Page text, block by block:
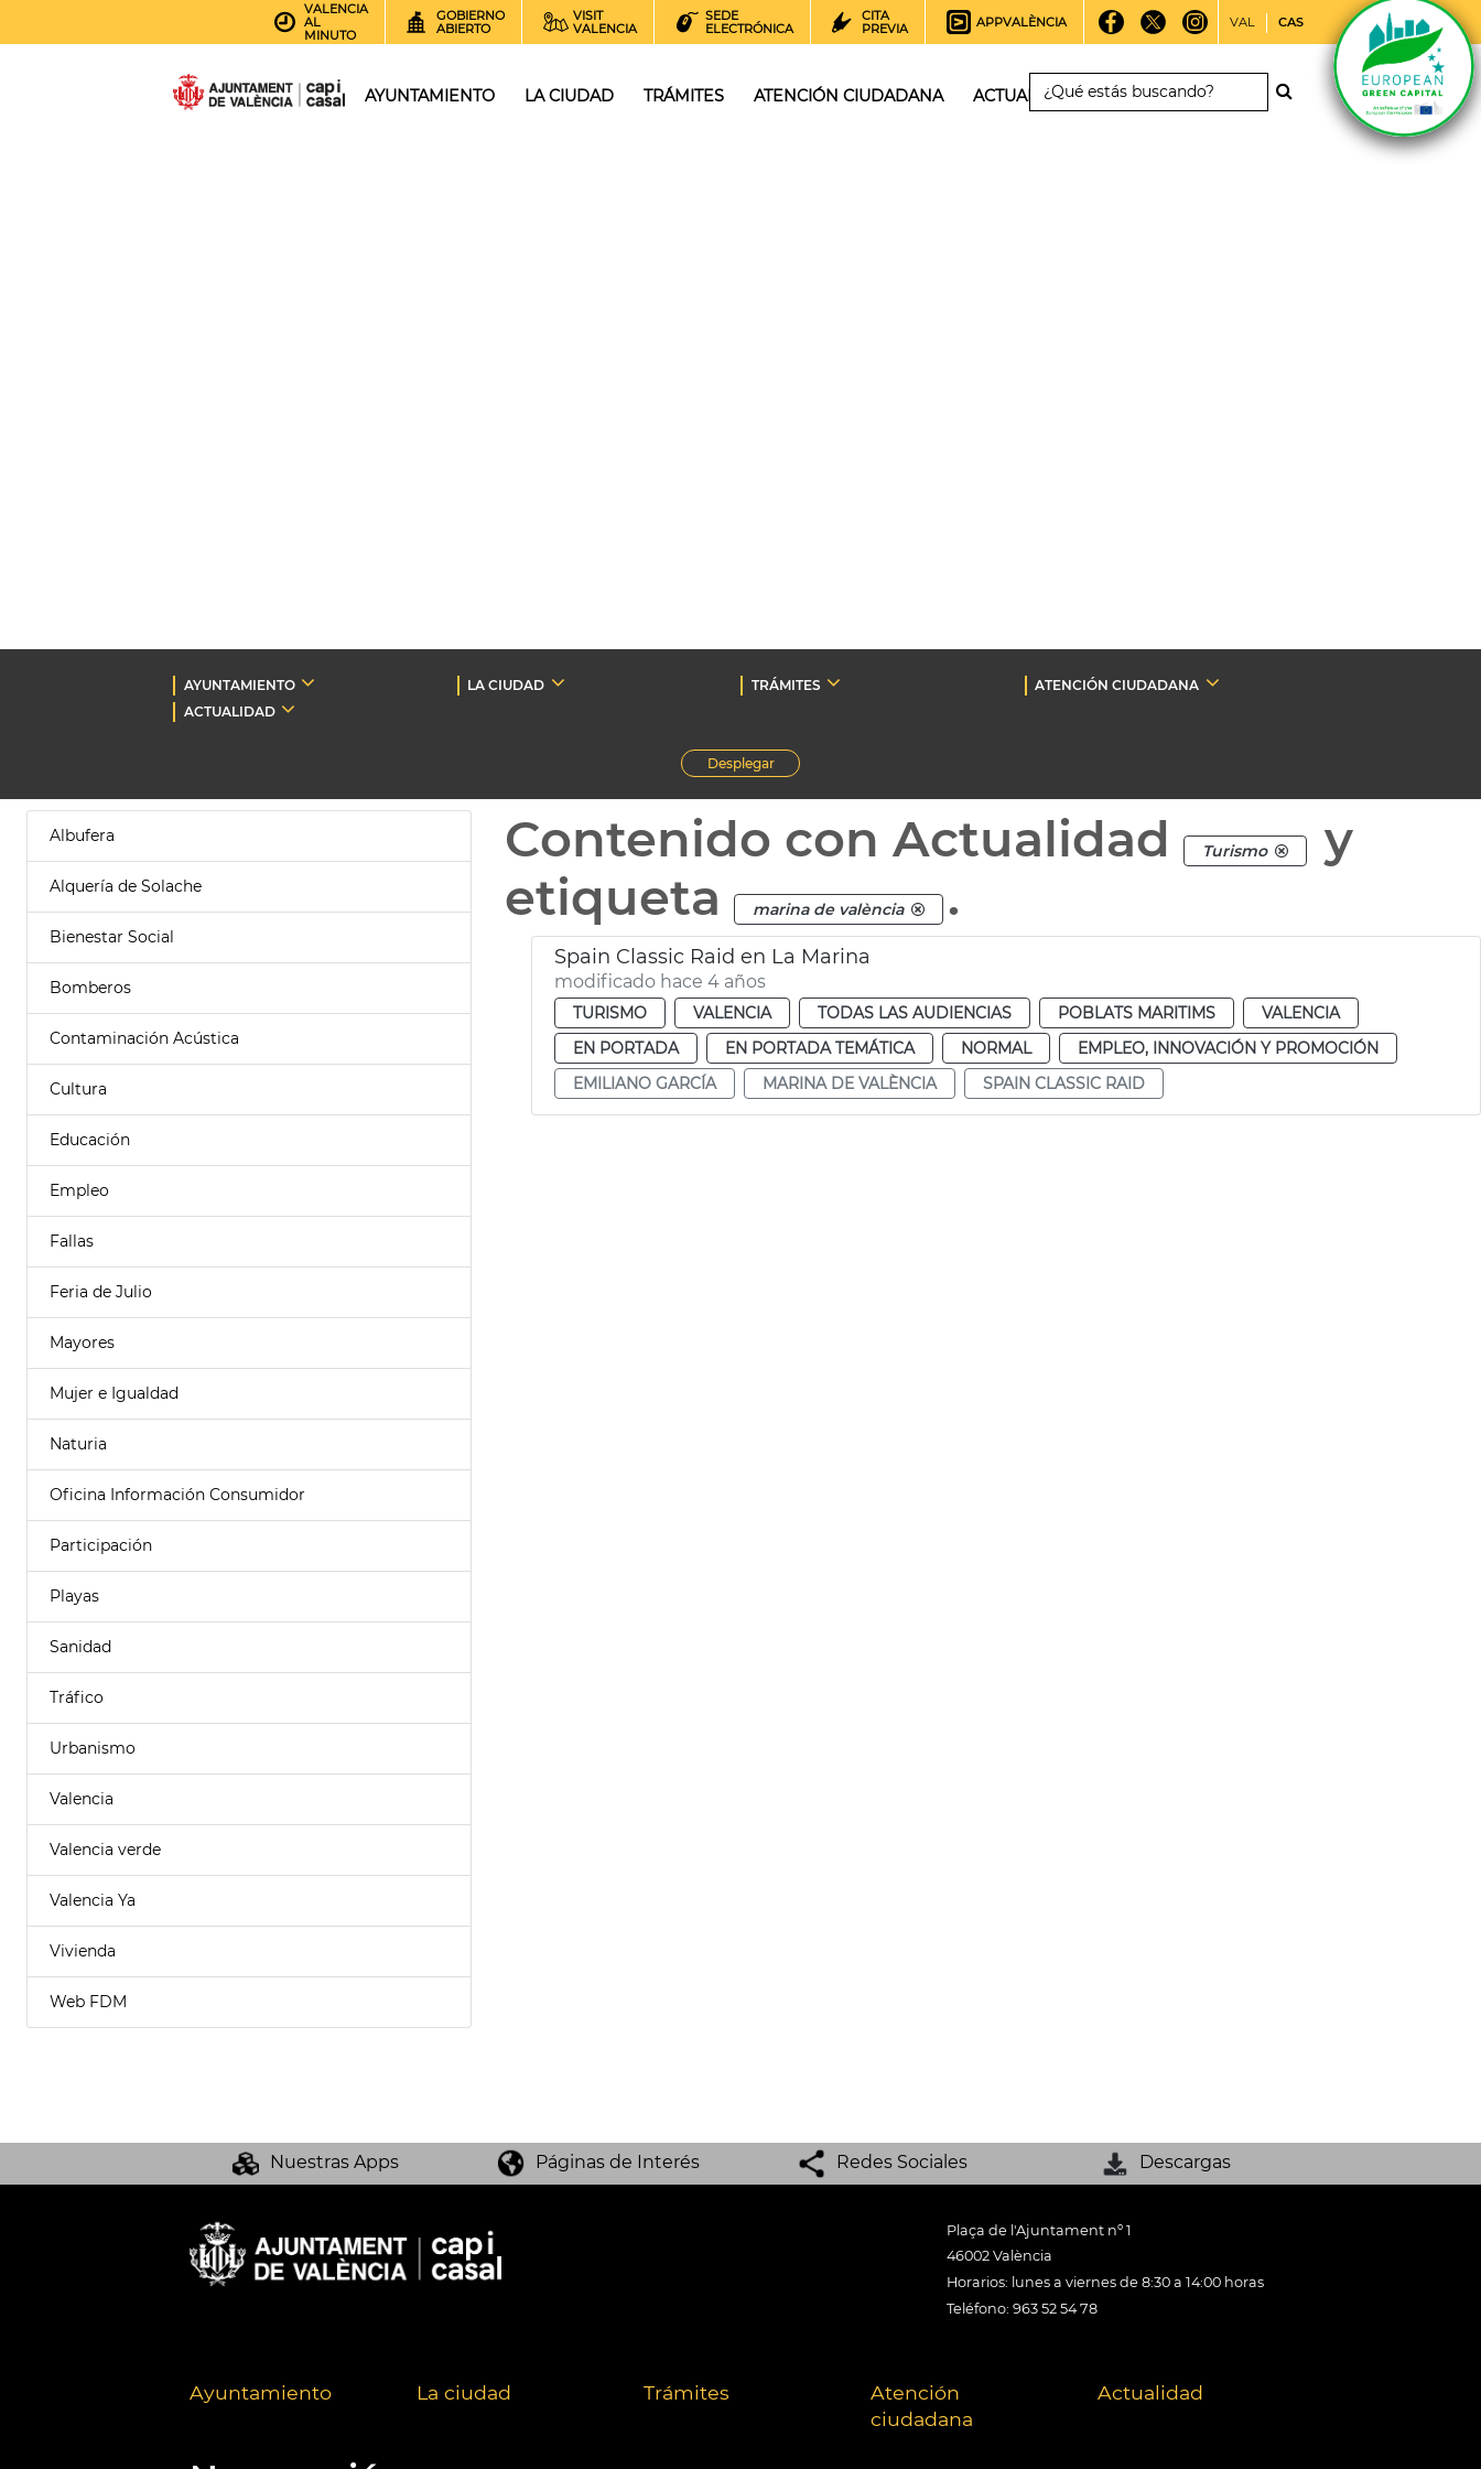
VALENCIA
AL
MINUTO
GOBIERNO
ABIERTO
VISIT
VALENCIA
SEDE
ELECTRÓNICA
CITA
PREVIA
APPVALÈNCIA VAL CAS
AYUNTAMIENTO LA CIUDAD TRÁMITES ATENCIÓN CIUDADANA ACTUALIDAD
AYUNTAMIENTO LA CIUDAD TRÁMITES
ATENCIÓN CIUDADANA
ACTUALIDAD
Desplegar
Albufera
Alquería de Solache
Bienestar Social
Bomberos
Contaminación Acústica
Cultura
Educación
Empleo
Fallas
Feria de Julio
Mayores
Mujer e Igualdad
Naturia
Oficina Información Consumidor
Participación
Playas
Sanidad
Tráfico
Urbanismo
Valencia
Valencia verde
Valencia Ya
Vivienda
Web FDM
Contenido con Actualidad Turismo
y
etiqueta
marina de valència .
Spain Classic Raid en La Marina
modificado hace 4 años
TURISMO VALENCIA TODAS LAS AUDIENCIAS POBLATS MARITIMS
VALENCIA
EN PORTADA
EN PORTADA TEMÁTICA NORMAL
EMPLEO, INNOVACIÓN Y PROMOCIÓN
EMILIANO GARCÍA
MARINA DE VALÈNCIA SPAIN CLASSIC RAID
Nuestras Apps Páginas de Interés Redes Sociales Descargas
Plaça de l'Ajuntament nº 1
46002 València
Horarios: lunes a viernes de 8:30 a 14:00 horas
Teléfono: 963 52 54 78
Ayuntamiento La ciudad Trámites
Atención
ciudadana
Actualidad